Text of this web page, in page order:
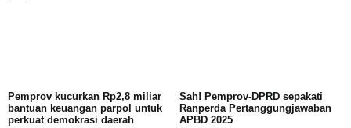
Pemprov kucurkan Rp2,8 miliar
bantuan keuangan parpol untuk
perkuat demokrasi daerah
Sah! Pemprov-DPRD sepakati
Ranperda Pertanggungjawaban
APBD 2025